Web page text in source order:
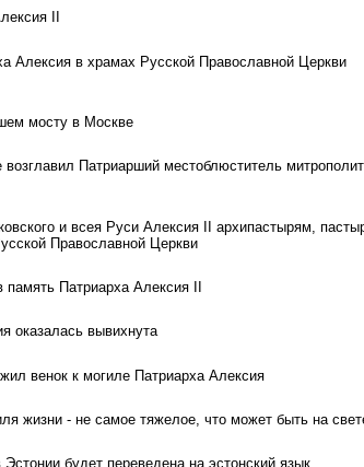
II
Алексия в храмах Русской Православной Церкви
мосту в Москве
Патриарший местоблюститель митрополит
и всея Руси Алексия II архипастырям,
Православной Церкви
Патриарха Алексия II
оказалась вывихнута
венок к могиле Патриарха Алексия
жизни - не самое тяжелое, что может быть на
будет переведена на эстонский язык